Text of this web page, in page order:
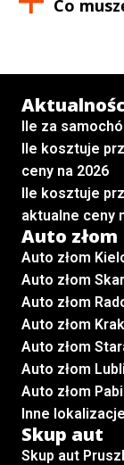
Co
Ile za
Ile kosztuje
ceny na 2026
Ile kosztuje
aktualne ceny
Auto złom
Auto złom
Auto złom
Auto złom
Auto złom
Auto złom
Auto złom
Auto złom
Inne lokalizacje
Skup aut
Skup aut